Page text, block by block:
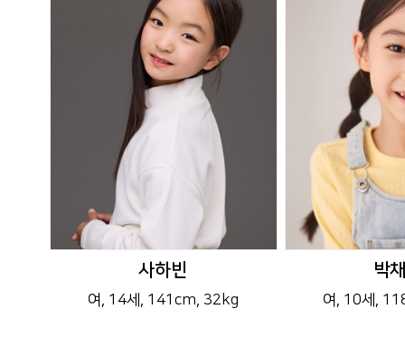
사하빈
여 , 14세 , 141cm, 32kg
박
여 , 10세 ,